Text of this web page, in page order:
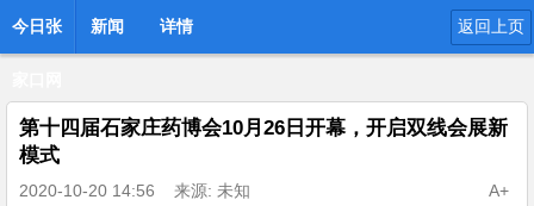
今日张 新闻 详情 返回上页
第十四届石家庄药博会10月26日开幕，开启双线会展新
模式
2020-10-20 14:56 来源: 未知 A+